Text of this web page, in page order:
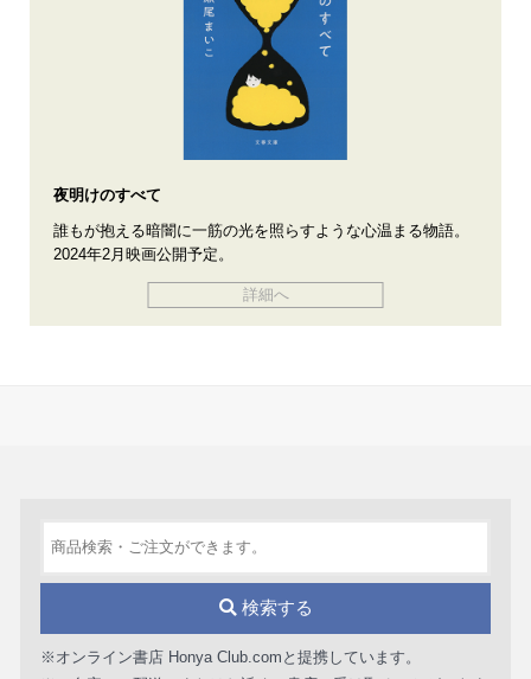
夜明けのすべて
誰もが抱える暗闇に一筋の光を照らすような心温まる物語。
2024年2月映画公開予定。
詳細へ
検索する
※オンライン書店 Honya Club.comと提携しています。